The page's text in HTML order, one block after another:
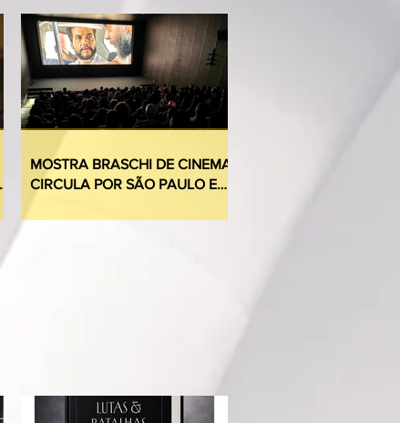
MOSTRA BRASCHI DE CINEMA
CIRCULA POR SÃO PAULO E